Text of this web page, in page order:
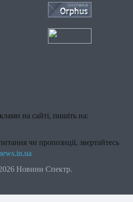
на сайті, пишіть на:
чи пропозиції, звертайтесь
Новини Спектр.